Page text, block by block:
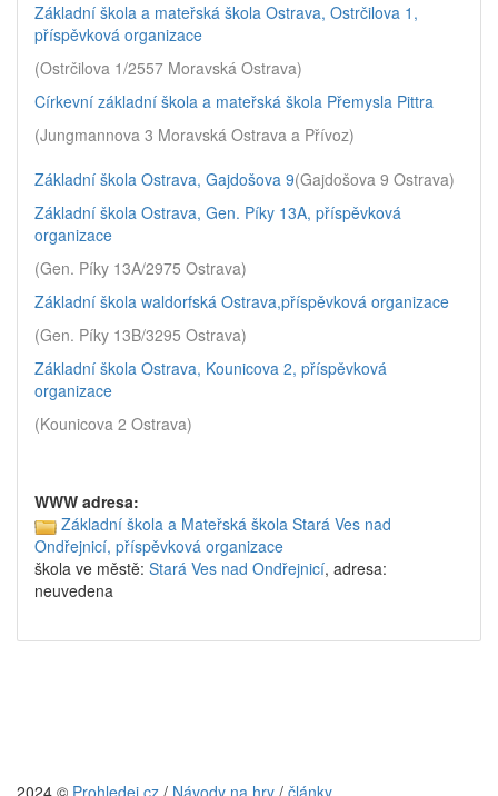
Základní škola a mateřská škola Ostrava, Ostrčilova 1,
příspěvková organizace
(Ostrčilova 1/2557 Moravská Ostrava)
Církevní základní škola a mateřská škola Přemysla Pittra
(Jungmannova 3 Moravská Ostrava a Přívoz)
Základní škola Ostrava, Gajdošova 9(Gajdošova 9 Ostrava)
Základní škola Ostrava, Gen. Píky 13A, příspěvková
organizace
(Gen. Píky 13A/2975 Ostrava)
Základní škola waldorfská Ostrava,příspěvková organizace
(Gen. Píky 13B/3295 Ostrava)
Základní škola Ostrava, Kounicova 2, příspěvková
organizace
(Kounicova 2 Ostrava)
WWW adresa:
Základní škola a Mateřská škola Stará Ves nad
Ondřejnicí, příspěvková organizace
škola ve městě: Stará Ves nad Ondřejnicí, adresa:
neuvedena
2024 © Prohledej.cz / Návody na hry / články